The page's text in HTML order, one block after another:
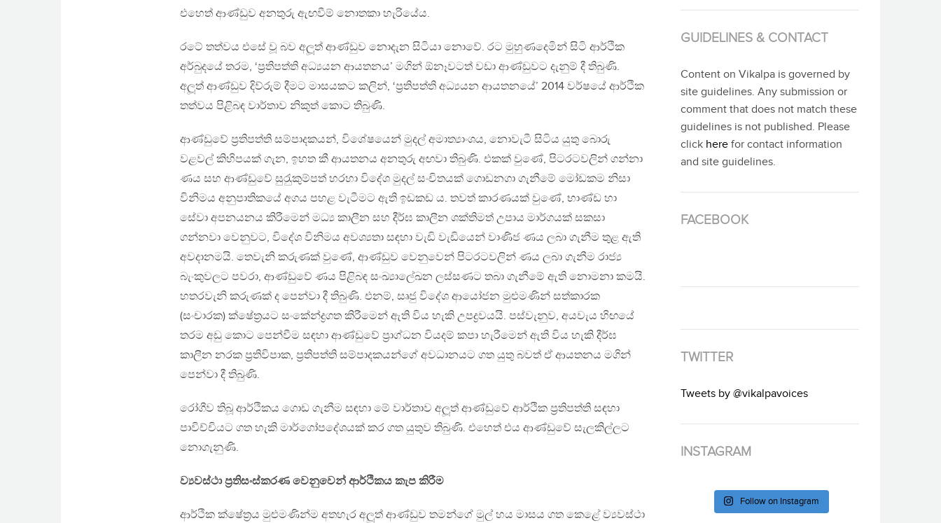
එහෙත් ආණ්ඩුව අනතුරු ඇඟවීම් නොතකා හැරියේය.
රටේ තත්වය එසේ වූ බව අලූත් ආණ්ඩුව නොදැන සිටියා නොවේ. රට මුහුණදෙමින් සිටි ආර්ථික
අර්බුදයේ තරම, ‘ප‍්‍රතිපත්ති අධ්‍යයන ආයතනය’ මගින් ඕනෑවටත් වඩා ආණ්ඩුවට දැනුම් දී තිබුණි.
අලූත් ආණ්ඩුව දිව්රුම් දීමට මාසයකට කලින්, ‘ප‍්‍රතිපත්ති අධ්‍යයන ආයතනයේ’ 2014 වර්ෂයේ ආර්ථික
තත්වය පිළිබඳ වාර්තාව නිකුත් කොට තිබුණි.
ආණ්ඩුවේ ප‍්‍රතිපත්ති සම්පාදකයන්, විශේෂයෙන් මුදල් අමාත්‍යාංශය, නොවැටී සිටිය යුතු බොරු
වළවල් කිහිපයක් ගැන, ඉහත කී ආයතනය අනතුරු අඟවා තිබුණි. එකක් වුණේ, පිටරටවලින් ගන්නා
ණය සහ ආණ්ඩුවේ සුරැුකුම්පත් හරහා විදේශ මුදල් සංචිතයක් ගොඩනගා ගැනීමේ මෝඩකම නිසා
විනිමය අනුපාතිකයේ අගය පහළ වැටීමට ඇති ඉඩකඩ ය. තවත් කාරණයක් වුණේ, භාණ්ඩ හා
සේවා අපනයනය කිරීමෙන් මධ්‍ය කාලීන සහ දීර්ඝ කාලීන ශක්තිමත් උපාය මාර්ගයක් සකසා
ගන්නවා වෙනුවට, විදේශ විනිමය අවශ්‍යතා සඳහා වැඩි වැඩියෙන් වාණිජ ණය ලබා ගැනීම තුළ ඇති
අවදානමයි. තෙවැනි කරුණක් වුණේ, ආණ්ඩුව වෙනුවෙන් පිටරටවලින් ණය ලබා ගැනීම රාජ්‍ය
බැංකුවලට පවරා, ආණ්ඩුවේ ණය පිළිබඳ සංඛ්‍යාලේඛන ලස්සණට තබා ගැනීමේ ඇති නොමනා කමයි.
හතරවැනි කරුණක් ද පෙන්වා දී තිබුණි. එනම්, සෘජු විදේශ ආයෝජන මුළුමණින් සත්කාරක
(සංචාරක) ක්ෂේත‍්‍රයට සංකේන්ද්‍රගත කිරීමෙන් ඇති විය හැකි උපද්‍රවයයි. පස්වැනුව, අයවැය හිඟයේ
තරම අඩු කොට පෙන්වීම සඳහා ආණ්ඩුවේ ප‍්‍රාග්ධන වියදම් කපා හැරීමෙන් ඇති විය හැකි දීර්ඝ
කාලීන නරක ප‍්‍රතිවිපාක, ප‍්‍රතිපත්ති සම්පාදකයන්ගේ අවධානයට ගත යුතු බවත් ඒ ආයතනය මගින්
පෙන්වා දී තිබුණි.
රෝගීව තිබූ ආර්ථිකය ගොඩ ගැනීම සඳහා මේ වාර්තාව අලූත් ආණ්ඩුවේ ආර්ථික ප‍්‍රතිපත්ති සඳහා
පාවිච්චියට ගත හැකි මාර්ගෝපදේශයක් කර ගත යුතුව තිබුණි. එහෙත් එය ආණ්ඩුවේ සැලකිල්ලට
නොගැනුණි.
ව්‍යවස්ථා ප‍්‍රතිසංස්කරණ වෙනුවෙන් ආර්ථිකය කැප කිරීම
ආර්ථික ක්ෂේත‍්‍රය මුළුමණින්ම අතහැර අලූත් ආණ්ඩුව තමන්ගේ මුල් හය මාසය ගත කෙළේ ව්‍යවස්ථා
GUIDELINES & CONTACT
Content on Vikalpa is governed by
site guidelines. Any submission or
comment that does not match these
guidelines is not published. Please
click here for contact information
and site guidelines.
FACEBOOK
TWITTER
Tweets by @vikalpavoices
INSTAGRAM
Follow on Instagram